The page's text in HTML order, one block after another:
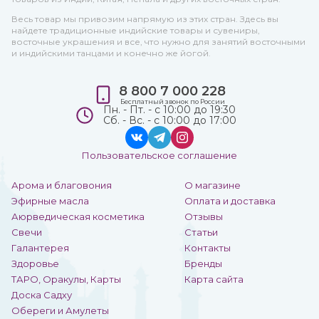
Весь товар мы привозим напрямую из этих стран. Здесь вы
найдете традиционные индийские товары и сувениры,
восточные украшения и все, что нужно для занятий восточными
и индийскими танцами и конечно же йогой.
Арома и благовония
Эфирные масла
Аюрведическая косметика
Свечи
Галантерея
Здоровье
ТАРО, Оракулы, Карты
Доска Садху
Обереги и Амулеты
О магазине
Оплата и доставка
Отзывы
Статьи
Контакты
Бренды
Карта сайта
8 800 7 000 228
Бесплатный звонок по России
Пн. - Пт. - с 10:00 до 19:30
Сб. - Вс. - с 10:00 до 17:00
Пользовательское соглашение